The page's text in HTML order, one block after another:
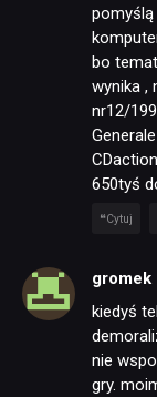
bo
wynika ,
nr12/
650tyś
Cytuj
gromek
kiedyś
nie
gry.